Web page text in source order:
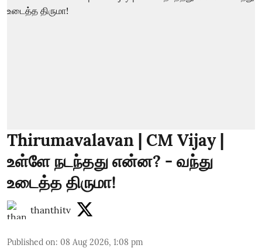
Thirumavalavan | CM Vijay |
உள்ளே நடந்தது என்ன? - வந்து
உடைத்த திருமா!
thanthitv
Published on: 08 Aug 2026, 1:08 pm